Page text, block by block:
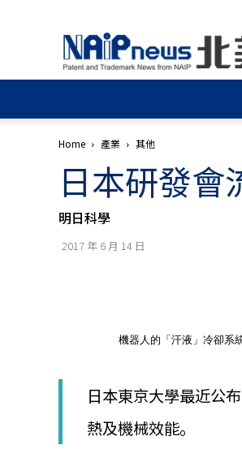
北
美
智
權
│
申
請
│
分
智
財
Home 產業 其他
日本研發會
明日科學
2017 年 6 月 14 日
機器人的「汗液」冷卻系
日本東京大學最近公
熱及機械效能。